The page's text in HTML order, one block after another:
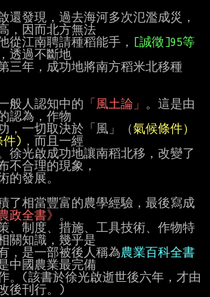
還發現，過去海河多次氾濫成災，
，因而北方無法
從江南聘請種稻能手，
[誠徵]95等
，透過不斷地
三年，成功地將南方稻米北移種
般人認知中的 「風土論」
。這是由
認為，作物
，一切取決於「風」（氣候條件）
件) ，而且一經
徐光啟成功地讓南稻北移，改變了
不合理的現象，
的發展。
了相當豐富的農學經驗，最後寫成
政全書》
。
、制度、措施、工具技術、作物特
關知識，幾乎是
，是一部被後人稱為農業百科全書
中國農業最完備
。(該書於徐光啟逝世後六年，才由
後刊行。)